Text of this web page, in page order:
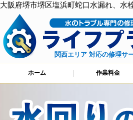
大阪府堺市堺区塩浜町蛇口水漏れ、水
関西エリア 対応の修理サ
ホーム 作業料金